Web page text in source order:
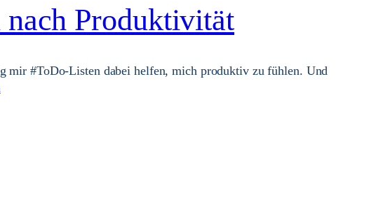
nach Produktivität
#ToDo-Listen dabei helfen, mich produktiv zu fühlen. Und